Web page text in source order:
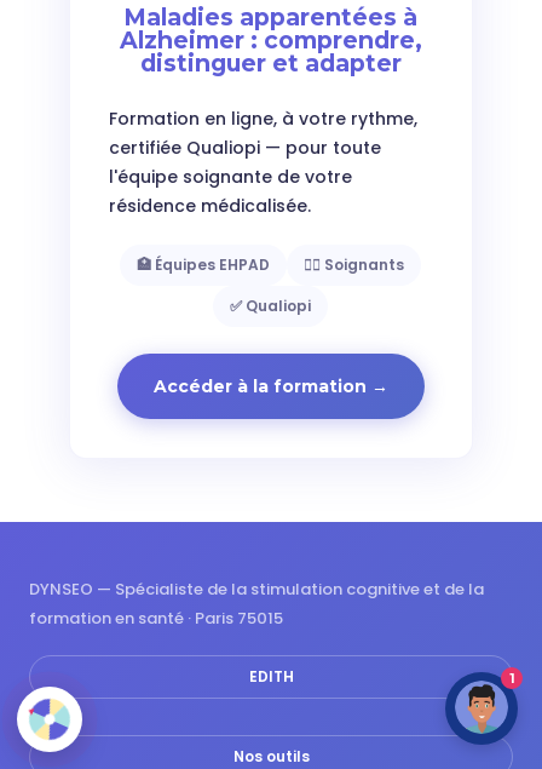
Maladies apparentées à
Alzheimer : comprendre,
distinguer et adapter
Formation en ligne, à votre rythme,
certifiée Qualiopi — pour toute
l'équipe soignante de votre
résidence médicalisée.
🏥 Équipes EHPAD
👩‍⚕️ Soignants
✅ Qualiopi
Accéder à la formation →
DYNSEO — Spécialiste de la stimulation cognitive et de la
formation en santé · Paris 75015
EDITH
Nos outils
1